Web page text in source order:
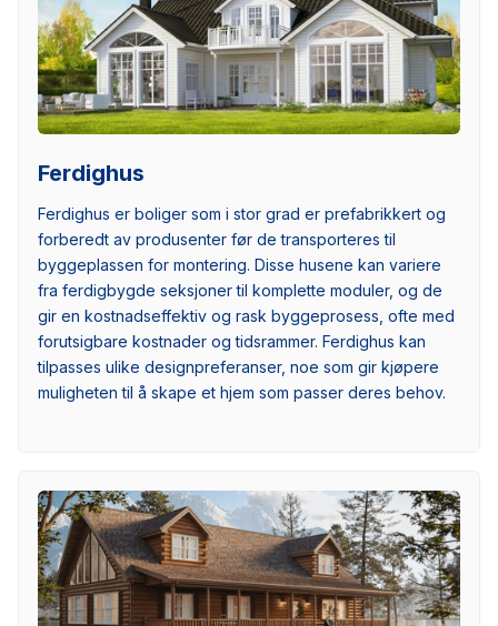
Ferdighus
Ferdighus er boliger som i stor grad er prefabrikkert og
forberedt av produsenter før de transporteres til
byggeplassen for montering. Disse husene kan variere
fra ferdigbygde seksjoner til komplette moduler, og de
gir en kostnadseffektiv og rask byggeprosess, ofte med
forutsigbare kostnader og tidsrammer. Ferdighus kan
tilpasses ulike designpreferanser, noe som gir kjøpere
muligheten til å skape et hjem som passer deres behov.